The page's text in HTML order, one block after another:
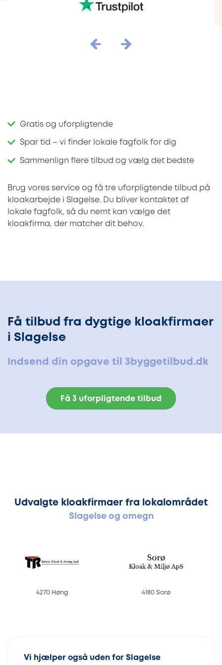
Gratis og uforpligtende
Spar tid – vi finder lokale fagfolk for dig
Sammenlign flere tilbud og vælg det bedste
Brug vores service og få tre uforpligtende tilbud på
kloakarbejde i Slagelse. Du bliver kontaktet af
lokale fagfolk, så du nemt kan vælge det
kloakfirma, der matcher dit behov.
Få tilbud fra dygtige kloakfirmaer
i Slagelse
Indsend din opgave til 3byggetilbud.dk
Få 3 uforpligtende tilbud
Udvalgte kloakfirmaer fra lokalområdet
Slagelse og omegn
4270 Høng 4180 Sorø
Vi hjælper også uden for Slagelse